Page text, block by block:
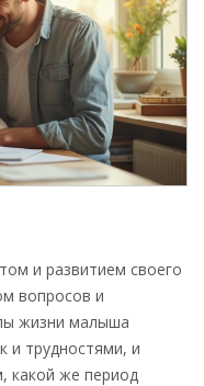
и развитием своего
вопросов и
жизни малыша
и трудностями, и
какой же период